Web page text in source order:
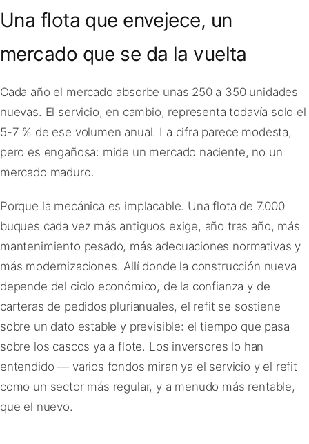
Una flota que envejece, un
mercado que se da la vuelta
Cada año el mercado absorbe unas 250 a 350 unidades
nuevas. El servicio, en cambio, representa todavía solo el
5-7 % de ese volumen anual. La cifra parece modesta,
pero es engañosa: mide un mercado naciente, no un
mercado maduro.
Porque la mecánica es implacable. Una flota de 7.000
buques cada vez más antiguos exige, año tras año, más
mantenimiento pesado, más adecuaciones normativas y
más modernizaciones. Allí donde la construcción nueva
depende del ciclo económico, de la confianza y de
carteras de pedidos plurianuales, el refit se sostiene
sobre un dato estable y previsible: el tiempo que pasa
sobre los cascos ya a flote. Los inversores lo han
entendido — varios fondos miran ya el servicio y el refit
como un sector más regular, y a menudo más rentable,
que el nuevo.